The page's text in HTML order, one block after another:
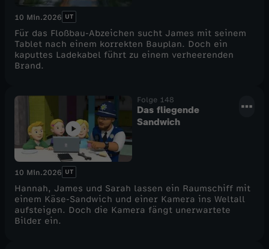
10 Min.2026 UT
Für das Floßbau-Abzeichen sucht James mit seinem
Tablet nach einem korrekten Bauplan. Doch ein
kaputtes Ladekabel führt zu einem verheerenden
Brand.
Folge 148
Das fliegende
Sandwich
10 Min.2026 UT
Hannah, James und Sarah lassen ein Raumschiff mit
einem Käse-Sandwich und einer Kamera ins Weltall
aufsteigen. Doch die Kamera fängt unerwartete
Bilder ein.